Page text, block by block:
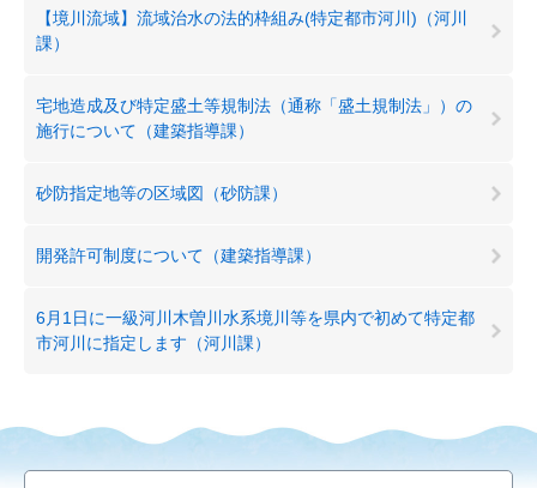
【境川流域】流域治水の法的枠組み(特定都市河川)（河川
課）
宅地造成及び特定盛土等規制法（通称「盛土規制法」）の
施行について（建築指導課）
砂防指定地等の区域図（砂防課）
開発許可制度について（建築指導課）
6月1日に一級河川木曽川水系境川等を県内で初めて特定都
市河川に指定します（河川課）